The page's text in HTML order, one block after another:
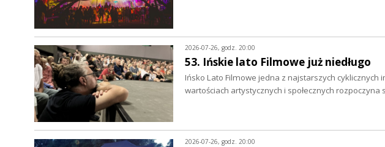
2026-07-26, godz. 20:00
53. Ińskie lato Filmowe już niedługo
Ińsko Lato Filmowe jedna z najstarszych
wartościach artystycznych i społecznych rozpoczyna
2026-07-26, godz. 20:00